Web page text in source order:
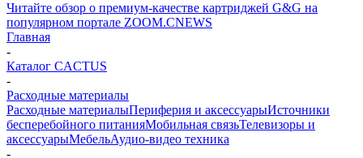
Читайте обзор о премиум-качестве картриджей G&G на
популярном портале ZOOM.CNEWS
Главная
-
Каталог CACTUS
-
Расходные материалы
Расходные материалыПериферия и аксессуарыИсточники
бесперебойного питанияМобильная связьТелевизоры и
аксессуарыМебельАудио-видео техника
-